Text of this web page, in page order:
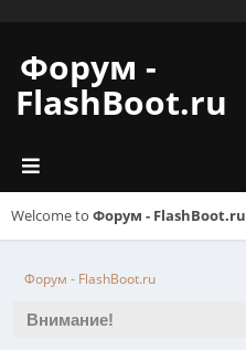
Форум -
FlashBoot.ru
Welcome to Форум - FlashBoot.ru
Форум - FlashBoot.ru
Внимание!